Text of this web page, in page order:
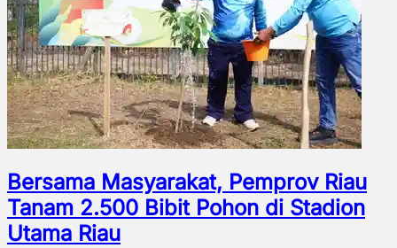
Bersama Masyarakat, Pemprov Riau
Tanam 2.500 Bibit Pohon di Stadion
Utama Riau